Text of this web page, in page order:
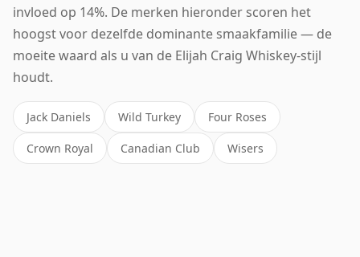
invloed op 14%. De merken hieronder scoren het
hoogst voor dezelfde dominante smaakfamilie — de
moeite waard als u van de Elijah Craig Whiskey-stijl
houdt.
Jack Daniels Wild Turkey Four Roses
Crown Royal Canadian Club Wisers